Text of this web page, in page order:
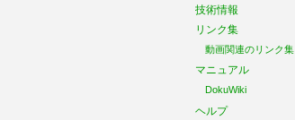
技術情報
リンク集
動画関連のリンク集
マニュアル
DokuWiki
ヘルプ